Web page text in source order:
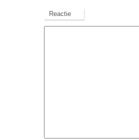
Reactie